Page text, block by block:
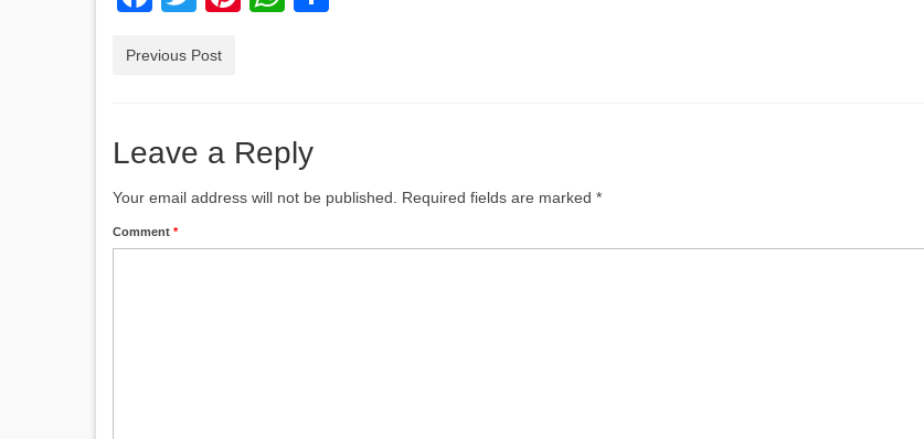
Previous Post
Leave a Reply
Your email address will not be published. Required fields are marked *
Comment *